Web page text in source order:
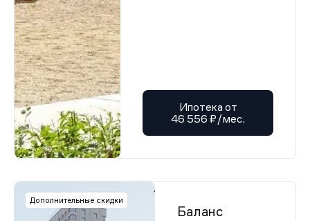
Проектная декларация от 05.01.2026 г.
Проектная декларация от 05.01.2026 г.
Проектная декларация от 05.01.2026 г.
Проектная декларация от 05.01.2026 г.
Проектная декларация от 05.01.2026 г.
Проектная декларация от 05.01.2026 г.
Проектная декларация от 05.01.2026 г.
Проектная декларация от 05.01.2026 г.
Проектная декларация от 05.01.2026 г.
Проектная декларация от 05.01.2026 г.
Проектная декларация от 05.01.2026 г.
Проектная декларация от 05.01.2026 г.
Проектная декларация от 05.01.2026 г.
Проектная декларация от 05.01.2026 г.
Проектная декларация от 05.01.2026 г.
Проектная декларация от 05.01.2026 г.
Ипотека от
46 556 ₽/мес.
Дополнительные скидки
Баланс